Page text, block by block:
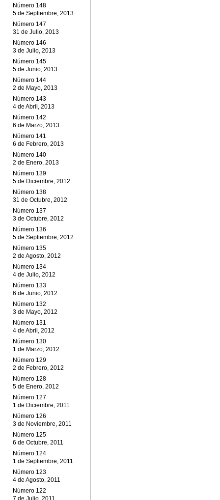
Número 148
5 de Septiembre, 2013
Número 147
31 de Julio, 2013
Número 146
3 de Julio, 2013
Número 145
5 de Junio, 2013
Número 144
2 de Mayo, 2013
Número 143
4 de Abril, 2013
Número 142
6 de Marzo, 2013
Número 141
6 de Febrero, 2013
Número 140
2 de Enero, 2013
Número 139
5 de Diciembre, 2012
Número 138
31 de Octubre, 2012
Número 137
3 de Octubre, 2012
Número 136
5 de Septiembre, 2012
Número 135
2 de Agosto, 2012
Número 134
4 de Julio, 2012
Número 133
6 de Junio, 2012
Número 132
3 de Mayo, 2012
Número 131
4 de Abril, 2012
Número 130
1 de Marzo, 2012
Número 129
2 de Febrero, 2012
Número 128
5 de Enero, 2012
Número 127
1 de Diciembre, 2011
Número 126
3 de Noviembre, 2011
Número 125
6 de Octubre, 2011
Número 124
1 de Septiembre, 2011
Número 123
4 de Agosto, 2011
Número 122
7 de Julio, 2011